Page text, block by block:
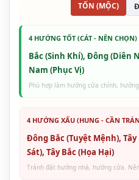
TỐN (MỘC)
4 HƯỚNG TỐT (CÁT - NÊN CHỌN)
Bắc (Sinh Khí), Đông (Diên
Nam (Phục Vị)
Phù hợp làm hướng cửa chính,
4 HƯỚNG XẤU (HUNG - CẦN
Đông Bắc (Tuyệt Mệnh),
Sát), Tây Bắc (Họa Hại)
Tránh đặt hướng nhà, hướng cửa.